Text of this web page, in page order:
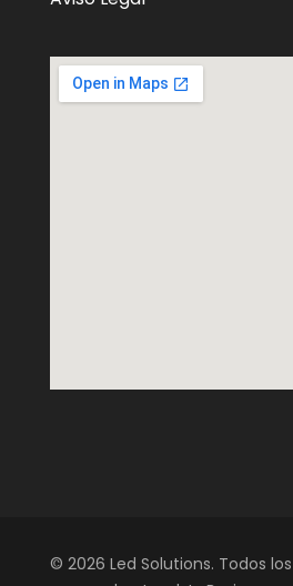
© 2026 Led Solutions. Todos